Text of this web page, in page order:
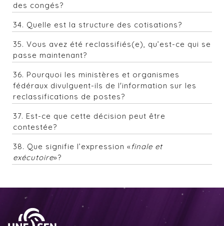
des congés?
34. Quelle est la structure des cotisations?
35. Vous avez été reclassifiés(e), qu’est-ce qui se
passe maintenant?
36. Pourquoi les ministères et organismes
fédéraux divulguent-ils de l'information sur les
reclassifications de postes?
37. Est-ce que cette décision peut être
contestée?
38. Que signifie l’expression « finale et
exécutoire»?